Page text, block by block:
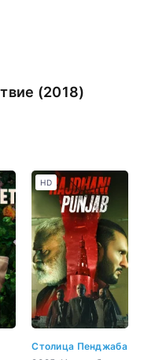
(2018)
Столица Пенджаба
HD